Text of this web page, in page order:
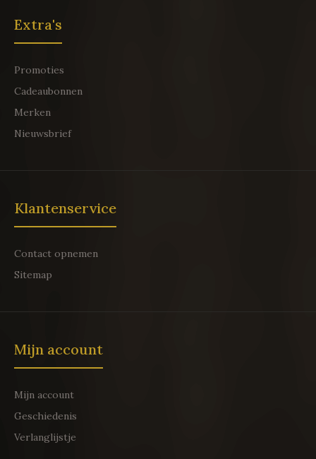
Extra's
Promoties
Cadeaubonnen
Merken
Nieuwsbrief
Klantenservice
Contact opnemen
Sitemap
Mijn account
Mijn account
Geschiedenis
Verlanglijstje